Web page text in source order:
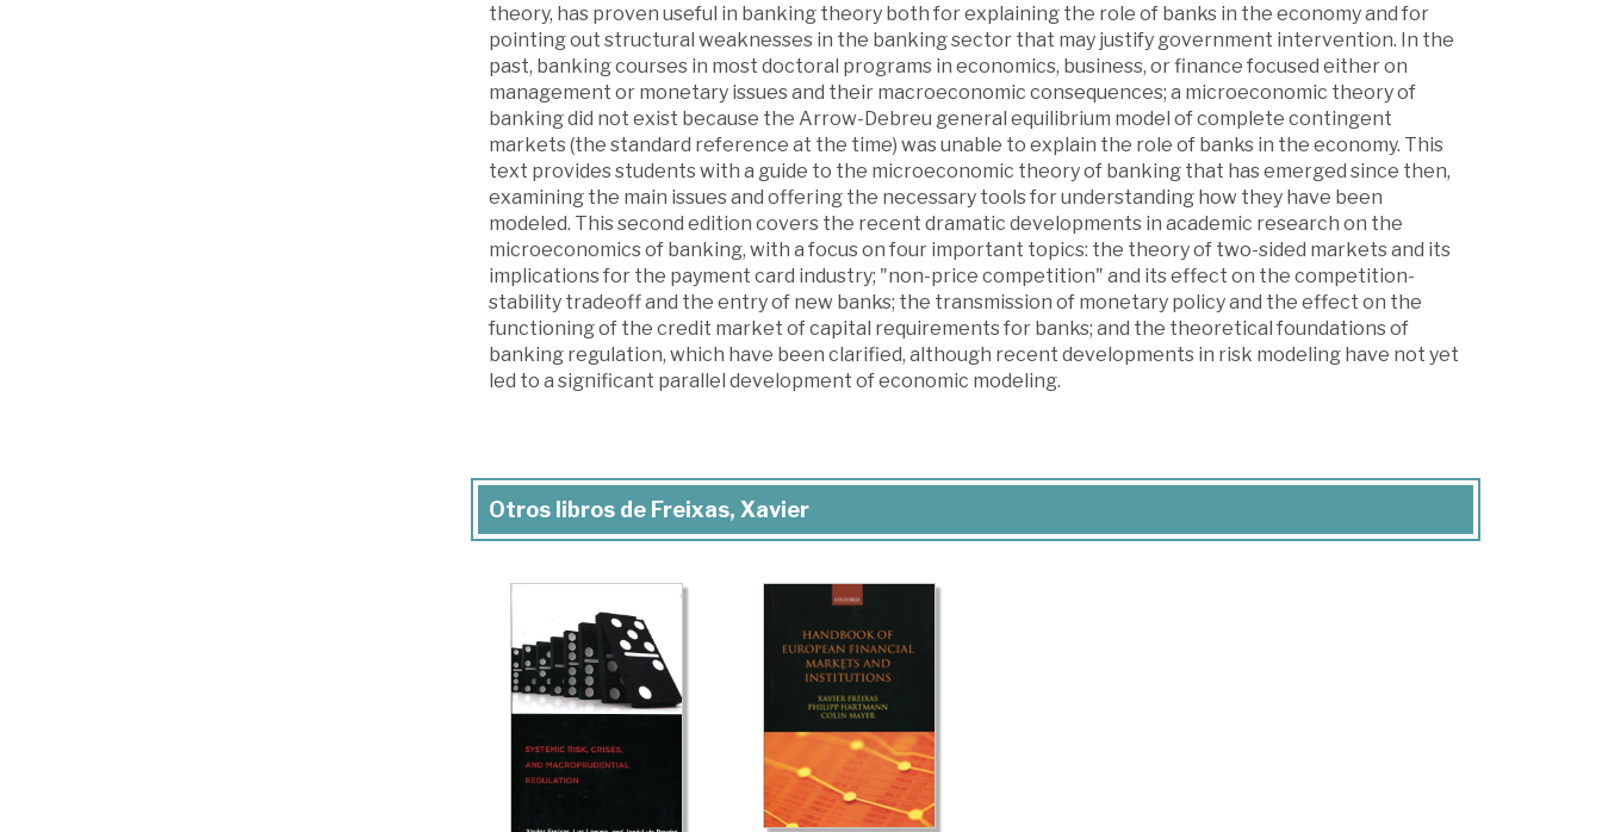
theory, has proven useful in banking theory both for explaining the role of banks in the economy and for
pointing out structural weaknesses in the banking sector that may justify government intervention. In the
past, banking courses in most doctoral programs in economics, business, or finance focused either on
management or monetary issues and their macroeconomic consequences; a microeconomic theory of
banking did not exist because the Arrow-Debreu general equilibrium model of complete contingent
markets (the standard reference at the time) was unable to explain the role of banks in the economy. This
text provides students with a guide to the microeconomic theory of banking that has emerged since then,
examining the main issues and offering the necessary tools for understanding how they have been
modeled. This second edition covers the recent dramatic developments in academic research on the
microeconomics of banking, with a focus on four important topics: the theory of two-sided markets and its
implications for the payment card industry; "non-price competition" and its effect on the competition-
stability tradeoff and the entry of new banks; the transmission of monetary policy and the effect on the
functioning of the credit market of capital requirements for banks; and the theoretical foundations of
banking regulation, which have been clarified, although recent developments in risk modeling have not yet
led to a significant parallel development of economic modeling.
Otros libros de Freixas, Xavier